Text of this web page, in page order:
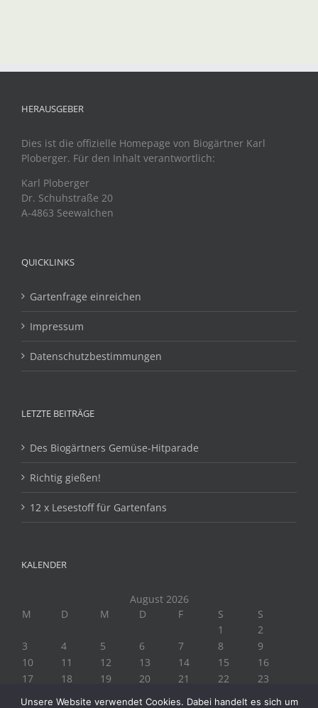
HERAUSGEBER
Dies ist die offizielle Homepage von Biogärtner Karl
Ploberger. Für den Inhalt verantwortlich:
Karl Ploberger
Dr. Schuhstraße 20
A-4863 Seewalchen
QUICKLINKS
Gartenfrage einreichen
Impressum
Datenschutzbestimmungen
LETZTE BEITRÄGE
Des Biogärtners Gemüse-Hitparade
Richtig gießen!
12 x Lesestoff für Gartenfans
KALENDER
August 2026
M
D M D F S
S
1
2
3
4 5 6 7 8
9
10
11 12 13 14 15
16
17
18 19 20 21 22
23
Unsere Website verwendet Cookies. Dabei handelt es sich um